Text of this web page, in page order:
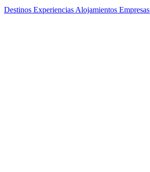
Destinos Experiencias Alojamientos Empresas